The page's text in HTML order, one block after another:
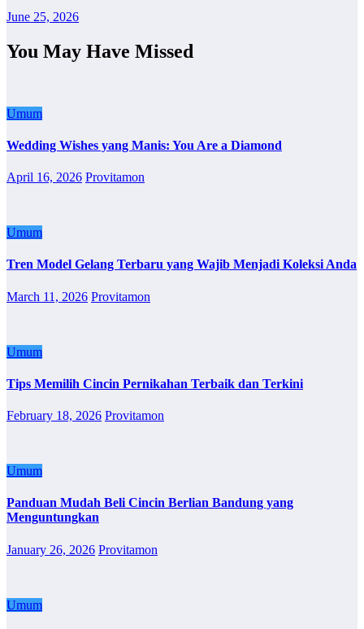
June 25, 2026
You May Have Missed
Umum
Wedding Wishes yang Manis: You Are a Diamond
April 16, 2026 Provitamon
Umum
Tren Model Gelang Terbaru yang Wajib Menjadi Koleksi Anda
March 11, 2026 Provitamon
Umum
Tips Memilih Cincin Pernikahan Terbaik dan Terkini
February 18, 2026 Provitamon
Umum
Panduan Mudah Beli Cincin Berlian Bandung yang
Menguntungkan
January 26, 2026 Provitamon
Umum